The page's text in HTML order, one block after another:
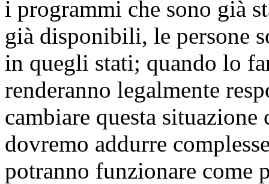
i programmi che sono già
già disponibili, le persone
in quegli stati; quando lo
renderanno legalmente
cambiare questa
dovremo addurre
potranno funzionare come